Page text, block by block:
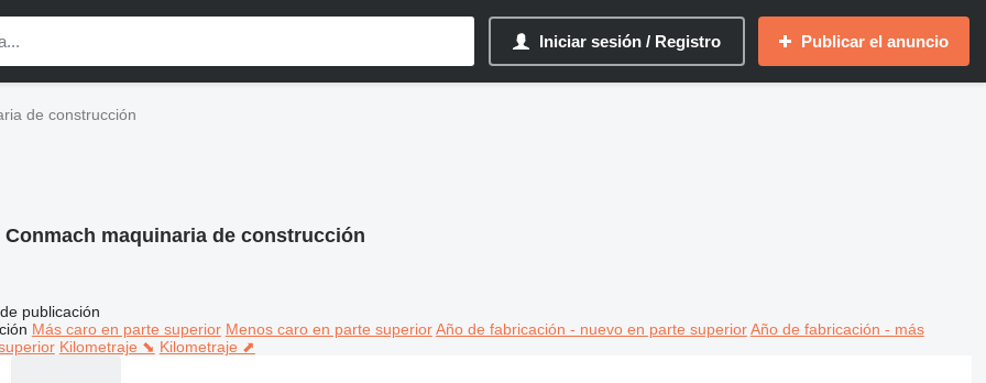
Iniciar sesión / Registro Publicar el anuncio
de construcción
Conmach maquinaria de construcción
publicación
Más caro en parte superior Menos caro en parte superior Año de fabricación - nuevo en parte superior Año de fabricación - más
Kilometraje ⬊ Kilometraje ⬈